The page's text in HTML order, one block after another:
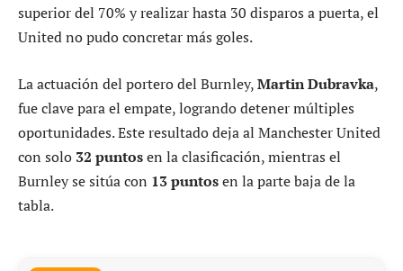
superior del 70% y realizar hasta 30 disparos a puerta, el
United no pudo concretar más goles.
La actuación del portero del Burnley,Martin Dubravka,
fue clave para el empate, logrando detener múltiples
oportunidades. Este resultado deja al Manchester United
con solo 32 puntosen la clasificación, mientras el
Burnley se sitúa con 13 puntosen la parte baja de la
tabla.